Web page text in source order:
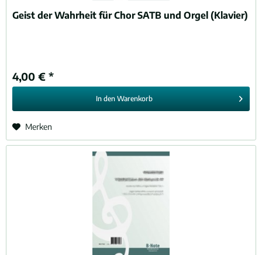
Geist der Wahrheit für Chor SATB und Orgel (Klavier)
4,00 € *
In den Warenkorb
Merken